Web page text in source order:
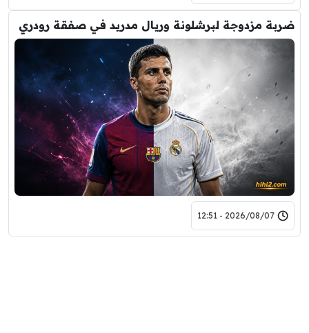
ضربة مزدوجة لبرشلونة وريال مدريد في صفقة رودري
2026/08/07 - 12:51